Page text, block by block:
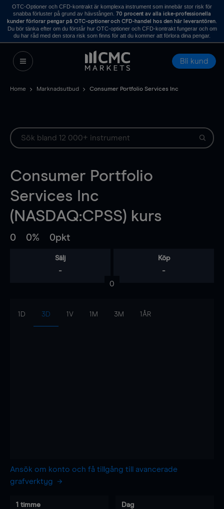
OTC-Optioner och CFD-kontrakt är komplexa instrument som innebär stor risk för
snabba förluster på grund av hävstången. 70 procent av alla icke-professionella
kunder förlorar pengar på OTC-optioner och CFD-handel hos den här leverantören.
Du bör tänka efter om du förstår hur OTC-optioner och CFD-kontrakt fungerar och om
du har råd med den stora risk som finns för att du kommer att förlora dina pengar.
Bli kund
Home Marknadsutbud Consumer Portfolio Services Inc
Consumer Portfolio
Services Inc
(NASDAQ:CPSS) kurs
0 0% 0pkt
Sälj
-
Köp
-
0
1D 3D 1V 1M 3M 1ÅR
Ansök om konto och få tillgång till avancerade
grafverktyg
1 timme Dag